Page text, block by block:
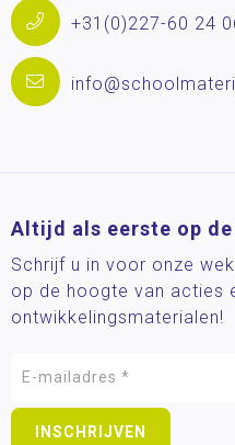
+31(0)227-60 24
Altijd als eerste op
Schrijf u in voor onze
op de hoogte van acties
ontwikkelingsmaterialen!